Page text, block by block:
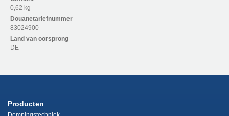
0,62 kg
Douanetariefnummer
83024900
Land van oorsprong
DE
Producten